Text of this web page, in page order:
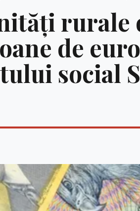
rurale
de
social